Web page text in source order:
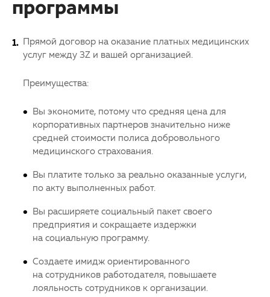
программы
Прямой договор на оказание платных медицинских
услуг между 3Z и вашей организацией.
Преимущества:
Вы экономите, потому что средняя цена для
корпоративных партнеров значительно ниже
средней стоимости полиса добровольного
медицинского страхования.
Вы платите только за реально оказанные услуги,
по акту выполненных работ.
Вы расширяете социальный пакет своего
предприятия и сокращаете издержки
на социальную программу.
Создаете имидж ориентированного
на сотрудников работодателя, повышаете
лояльность сотрудников к организации.